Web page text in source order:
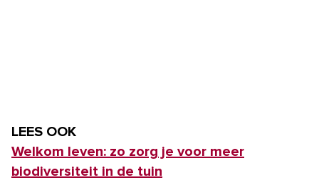
LEES OOK
Welkom leven: zo zorg je voor meer
biodiversiteit in de tuin